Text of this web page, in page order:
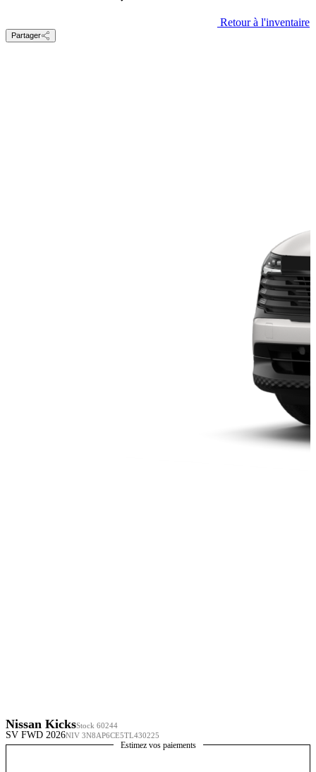
Retour à l'inventaire
Partager
Nissan KicksStock 60244
SV FWD 2026NIV 3N8AP6CE5TL430225
Estimez vos paiements